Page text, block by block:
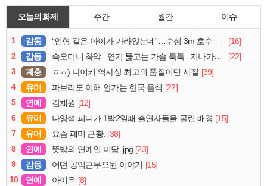
오늘의 화제 주간 월간 이슈
1 감동 “인형 같은 아이가 가라앉는데”…수심 3m 호수 뛰어든 60대 의인
[16]
2
감동 슥오더니 촤악.. 연기 뚫고는 가슴 툭툭.. 지나가던 아재의 정체
[22]
3
계층 ㅇㅎ) 나이키 역사상 최고의 품질이던 시절 [39]
4
유머 파브리도 이해 안가는 한국 음식 [22]
5
연예 김채원 [12]
6
유머 나영석 피디가 1박2일때 출연자들을 굴린 배경 [15]
7
유머 요즘 폐미 근황. [38]
8
연예 뜻밖의 연예인 미담..jpg [23]
9
감동 어떤 공익근무요원 이야기 [15]
10
연예 아이유 [8]